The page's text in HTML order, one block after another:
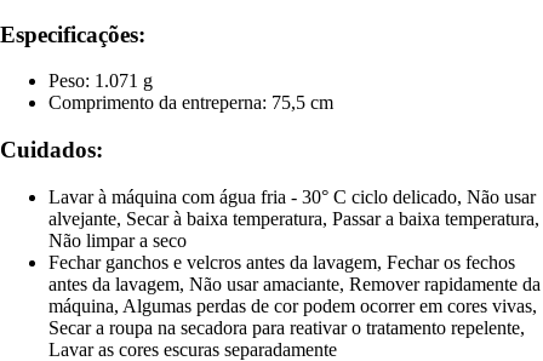
Especificações:
Peso: 1.071 g
Comprimento da entreperna: 75,5 cm
Cuidados:
Lavar à máquina com água fria - 30° C ciclo delicado, Não usar
alvejante, Secar à baixa temperatura, Passar a baixa temperatura,
Não limpar a seco
Fechar ganchos e velcros antes da lavagem, Fechar os fechos
antes da lavagem, Não usar amaciante, Remover rapidamente da
máquina, Algumas perdas de cor podem ocorrer em cores vivas,
Secar a roupa na secadora para reativar o tratamento repelente,
Lavar as cores escuras separadamente